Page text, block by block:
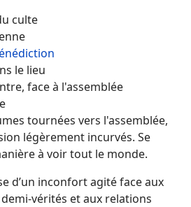
culte
le lieu
face à l'assemblée
tournées vers l'assemblée,
légèrement incurvés. Se
à voir tout le monde.
d’un inconfort agité face aux
vérités et aux relations